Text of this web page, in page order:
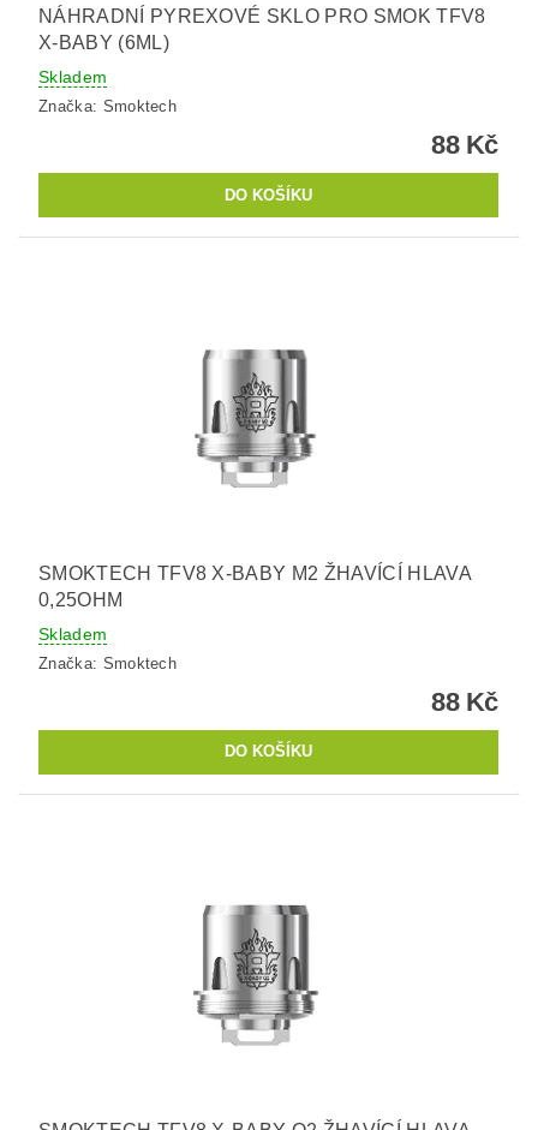
NÁHRADNÍ PYREXOVÉ SKLO PRO SMOK TFV8
X-BABY (6ML)
Skladem
Značka: Smoktech
88 Kč
SMOKTECH TFV8 X-BABY M2 ŽHAVÍCÍ HLAVA
0,25OHM
Skladem
Značka: Smoktech
88 Kč